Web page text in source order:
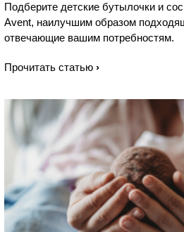
Подберите детские бутылочки и
Avent, наилучшим образом
отвечающие вашим потребностям.
Прочитать статью